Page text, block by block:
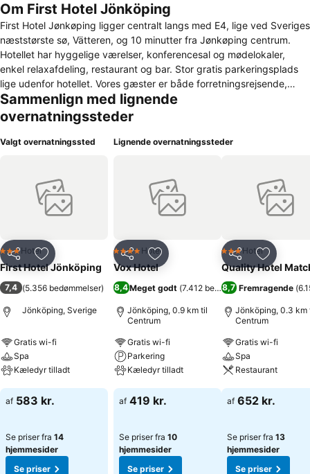
Om First Hotel Jönköping
First Hotel Jønkøping ligger centralt langs med E4, lige ved Sveriges
næststørste sø, Vätteren, og 10 minutter fra Jønkøping centrum.
Hotellet har hyggelige værelser, konferencesal og mødelokaler,
enkel relaxafdeling, restaurant og bar. Stor gratis parkeringsplads
lige udenfor hotellet. Vores gæster er både forretningsrejsende,
konferencegæster og familier. Rundt omkring hotellet, der ligger i
tilknytning til et indkøbscenter, er der mange smukke områder, som
er perfekte til gå- og løbeture. Når du er færdig med at shoppe, kan
du besøge naturreservatet eller spille golf på 18-huls golfbane.
Sammenlign med lignende
overnatningssteder
Valgt overnatningssted
Del Føj til favoritter
3 Stjerner
Hotel
First Hotel Jönköping
7,4 (5.356 bedømmelser)
Jönköping, Sverige
Gratis wi-fi
Spa
Kæledyr tilladt
Se priser
af 583 kr.
Se priser fra 14
hjemmesider
Se priser
Lignende overnatningssteder
Del Føj til favoritter
4 StjernerHotel
Vox Hotel
8,4Meget godt (7.412 bedømmelser)
Jönköping, 0.9 km til
Centrum
Gratis wi-fi
Parkering
Kæledyr tilladt
Se priser
af 419 kr.
Se priser fra 10
hjemmesider
Se priser
Del Føj til
3 Stjerner
Hotel
Quality Hotel
8,7 Fremragende (
Jönköping, 0.3 km
Centrum
Gratis wi-fi
Spa
Restaurant
Se priser
af 652 kr.
Se priser fra 13
hjemmesider
Se priser